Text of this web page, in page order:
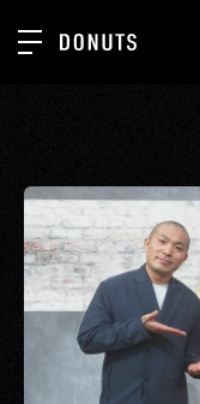
ABOUT
SERVICES
GROUP
RECRUIT
CONTACT